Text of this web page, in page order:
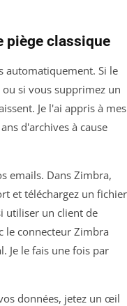
piège classique
automatiquement. Si le
si vous supprimez un
Je l'ai appris à mes
d'archives à cause
emails. Dans Zimbra,
et téléchargez un fichier
utiliser un client de
le connecteur Zimbra
Je le fais une fois par
données, jetez un œil